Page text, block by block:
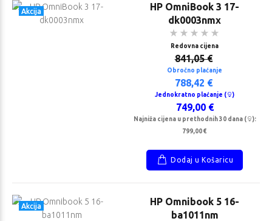
Akcija
HP OmniBook 3 17-
dk0003nmx
Redovna cijena
841,05 €
Obročno plaćanje
788,42 €
Jednokratno plaćanje ( )
749,00 €
Najniža cijena u prethodnih 30 dana (
):
799,00 €
Dodaj u Košaricu
Akcija
HP Omnibook 5 16-
ba1011nm